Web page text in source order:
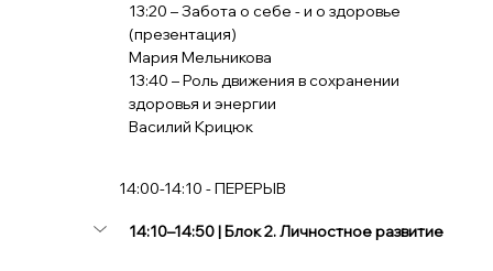
13:20 – Забота о себе - и о здоровье
(презентация)
Мария Мельникова
13:40 – Роль движения в сохранении
здоровья и энергии
Василий Крицюк
14:00-14:10 - ПЕРЕРЫВ
14:10–14:50 | Блок 2. Личностное развитие